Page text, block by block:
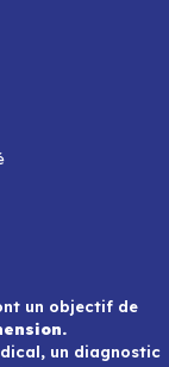
un objectif de
un diagnostic